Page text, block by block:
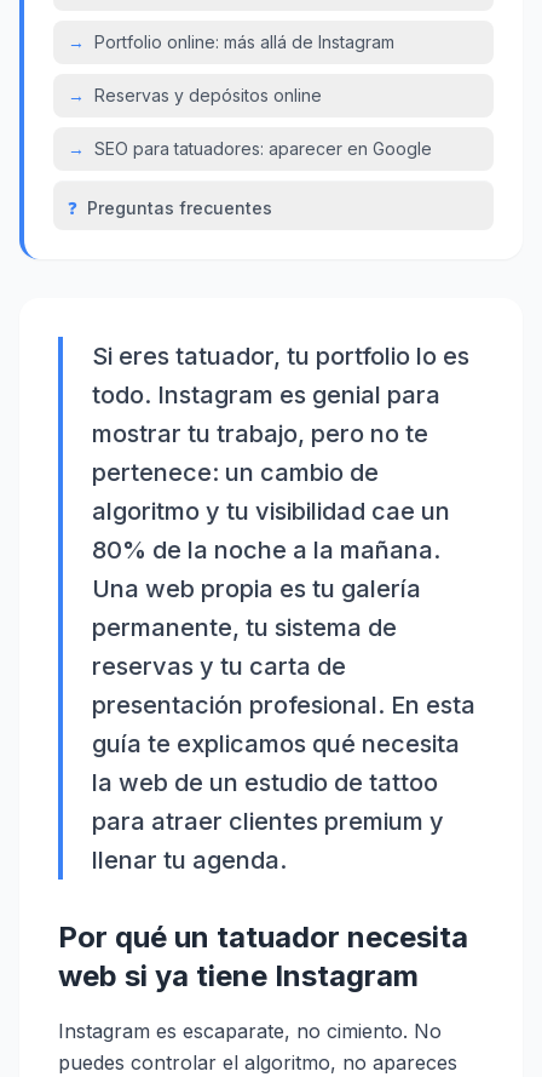
→ Portfolio online: más allá de Instagram
→ Reservas y depósitos online
→ SEO para tatuadores: aparecer en Google
❓ Preguntas frecuentes
Si eres tatuador, tu portfolio lo es
todo. Instagram es genial para
mostrar tu trabajo, pero no te
pertenece: un cambio de
algoritmo y tu visibilidad cae un
80% de la noche a la mañana.
Una web propia es tu galería
permanente, tu sistema de
reservas y tu carta de
presentación profesional. En esta
guía te explicamos qué necesita
la web de un estudio de tattoo
para atraer clientes premium y
llenar tu agenda.
Por qué un tatuador necesita
web si ya tiene Instagram
Instagram es escaparate, no cimiento. No
puedes controlar el algoritmo, no apareces